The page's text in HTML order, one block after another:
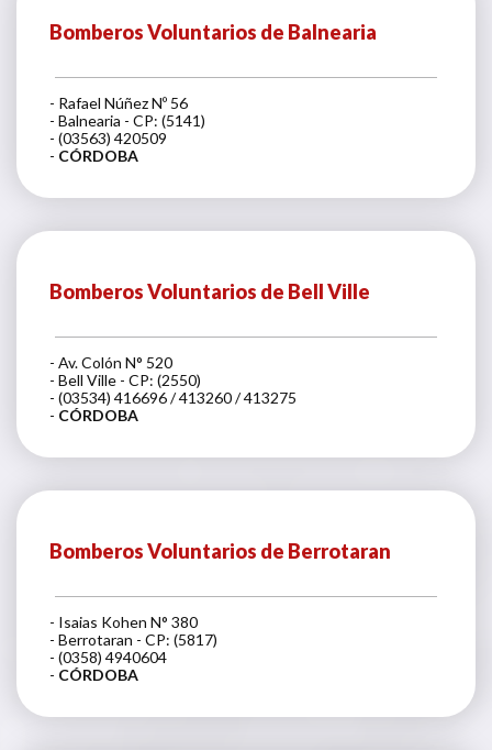
Bomberos Voluntarios de Balnearia
- Rafael Núñez Nº 56
- Balnearia - CP: (5141)
- (03563) 420509
- CÓRDOBA
Bomberos Voluntarios de Bell Ville
- Av. Colón N° 520
- Bell Ville - CP: (2550)
- (03534) 416696 / 413260 / 413275
- CÓRDOBA
Bomberos Voluntarios de Berrotaran
- Isaias Kohen N° 380
- Berrotaran - CP: (5817)
- (0358) 4940604
- CÓRDOBA